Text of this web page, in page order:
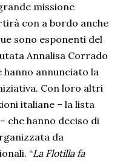
missione
con a bordo anche
sono esponenti del
Annalisa Corrado
annunciato la
Con loro altri
italiane – la lista
che hanno deciso di
da
“La Flotilla fa